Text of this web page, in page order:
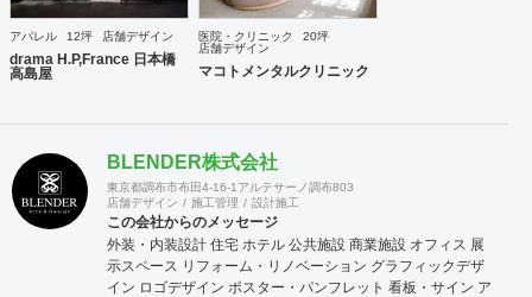
アパレル 12坪 店舗デザイン
drama H.P,France 日本橋
高島屋
医院・クリニック
20坪
店舗デザイン
マコトメンタルクリニック
BLENDER株式会社
東京都調布市布田4-16-1アルテサーノ調布803
店舗デザイン
施工管理 設計施工
この会社からのメッセージ
外装・内装設計 住宅 ホテル 公共施設 商業施設 オフィス 展
示スペース リフォーム・リノベーション グラフィックデザ
イン ロゴデザイン ポスター・パンフレット 看板・サイン ア